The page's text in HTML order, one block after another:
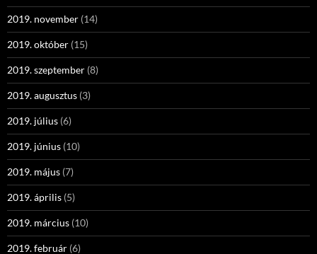
2019. november (14)
2019. október (15)
2019. szeptember (8)
2019. augusztus (3)
2019. július (6)
2019. június (10)
2019. május (7)
2019. április (5)
2019. március (10)
2019. február (6)